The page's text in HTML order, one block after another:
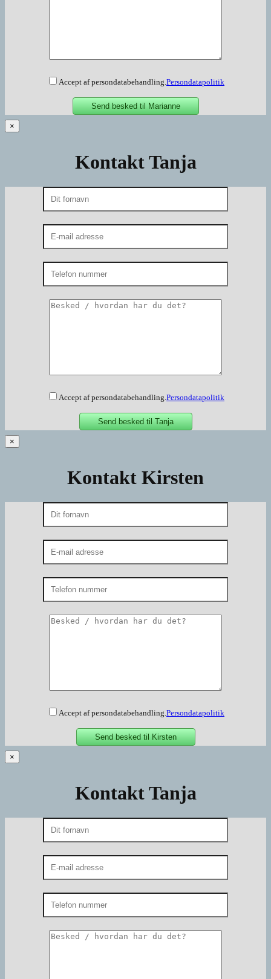
Accept af persondatabehandling.Persondatapolitik
×
Kontakt Tanja
Accept af persondatabehandling. Persondatapolitik
×
Kontakt Kirsten
Accept af persondatabehandling. Persondatapolitik
×
Kontakt Tanja